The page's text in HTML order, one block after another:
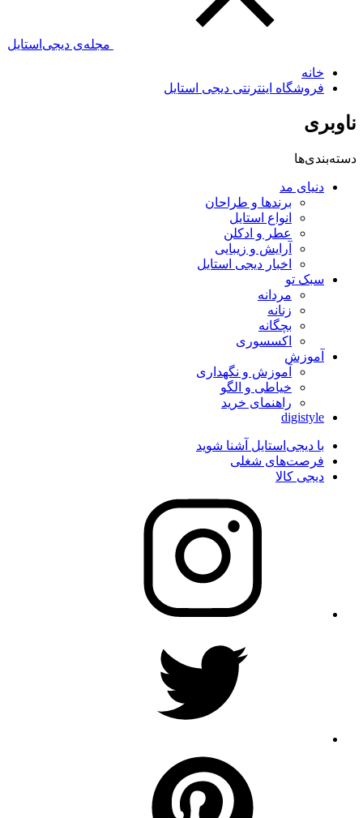
مجله‌ی دیجی‌استایل
خانه
فروشگاه اینترنتی دیجی استایل
ناوبری
دسته‌بندی‌ها
دنیای مد
برندها و طراحان
انواع استایل
عطر و ادکلن
آرایش و زیبایی
اخبار دیجی استایل
سبک تو
مردانه
زنانه
بچگانه
اکسسوری
آموزش
آموزش و نگهداری
خیاطی و الگو
راهنمای خرید
digistyle
با دیجی‌استایل آشنا شوید
فرصت‌های شغلی
دیجی کالا